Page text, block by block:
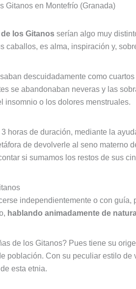
Gitanos en Montefrío (Granada)
de los Gitanos serían algo muy
es alma, inspiración y,
descuidadamente como
se abandonaban neveras y las
insomnio o los dolores menstruales.
horas de duración, mediante la
de devolverle al seno materno
si sumamos los restos de sus
independientemente o con
hablando animadamente de
de los Gitanos? Pues tiene su
población. Con su peculiar estilo
esta etnia.